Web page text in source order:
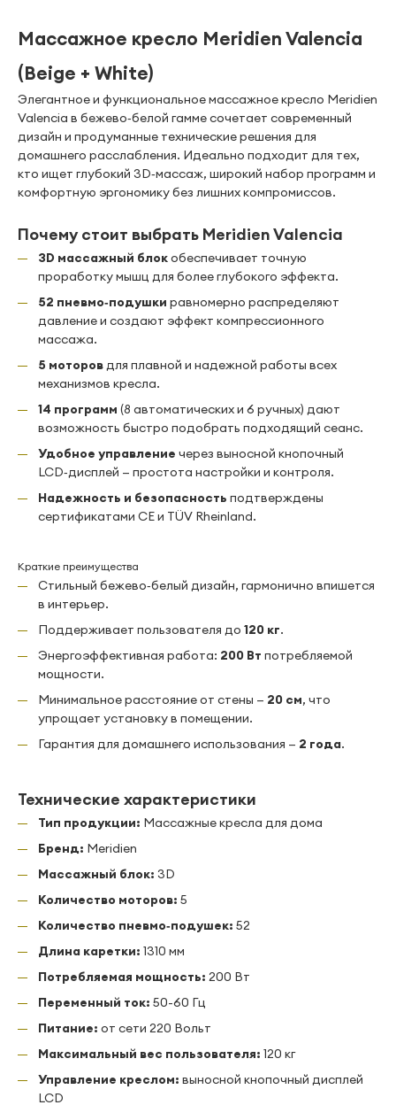
Массажное кресло Meridien Valencia
(Beige + White)
Элегантное и функциональное массажное кресло Meridien
Valencia в бежево‑белой гамме сочетает современный
дизайн и продуманные технические решения для
домашнего расслабления. Идеально подходит для тех,
кто ищет глубокий 3D‑массаж, широкий набор программ и
комфортную эргономику без лишних компромиссов.
Почему стоит выбрать Meridien Valencia
3D массажный блокобеспечивает точную
проработку мышц для более глубокого эффекта.
52 пневмо‑подушки равномерно распределяют
давление и создают эффект компрессионного
массажа.
5 моторовдля плавной и надежной работы всех
механизмов кресла.
14 программ (8 автоматических и 6 ручных) дают
возможность быстро подобрать подходящий сеанс.
Удобное управление через выносной кнопочный
LCD‑дисплей — простота настройки и контроля.
Надежность и безопасность подтверждены
сертификатами CE и TÜV Rheinland.
Краткие преимущества
Стильный бежево‑белый дизайн, гармонично впишется
в интерьер.
Поддерживает пользователя до 120 кг.
Энергоэффективная работа: 200 Вт потребляемой
мощности.
Минимальное расстояние от стены — 20 см, что
упрощает установку в помещении.
Гарантия для домашнего использования — 2 года.
Технические характеристики
Тип продукции: Массажные кресла для дома
Бренд: Meridien
Массажный блок: 3D
Количество моторов: 5
Количество пневмо‑подушек: 52
Длина каретки: 1310 мм
Потребляемая мощность: 200 Вт
Переменный ток: 50-60 Гц
Питание: от сети 220 Вольт
Максимальный вес пользователя: 120 кг
Управление креслом: выносной кнопочный дисплей
LCD